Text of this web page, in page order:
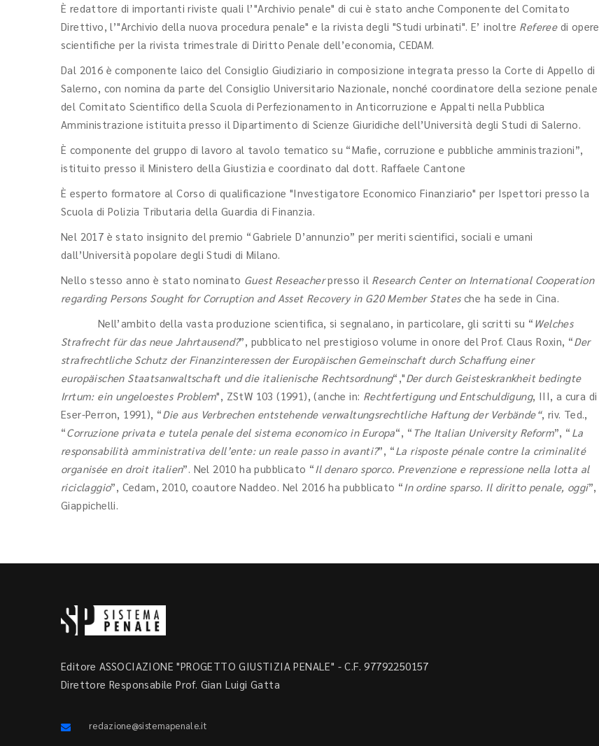
È redattore di importanti riviste quali l’"Archivio penale" di cui è stato anche Componente del Comitato
Direttivo, l’"Archivio della nuova procedura penale" e la rivista degli "Studi urbinati". E’ inoltre Refereedi opere
scientifiche per la rivista trimestrale di Diritto Penale dell’economia, CEDAM.
Dal 2016 è componente laico del Consiglio Giudiziario in composizione integrata presso la Corte di Appello di
Salerno, con nomina da parte del Consiglio Universitario Nazionale, nonché coordinatore della sezione penale
del Comitato Scientifico della Scuola di Perfezionamento in Anticorruzione e Appalti nella Pubblica
Amministrazione istituita presso il Dipartimento di Scienze Giuridiche dell’Università degli Studi di Salerno.
È componente del gruppo di lavoro al tavolo tematico su “Mafie, corruzione e pubbliche amministrazioni”,
istituito presso il Ministero della Giustizia e coordinato dal dott. Raffaele Cantone
È esperto formatore al Corso di qualificazione "Investigatore Economico Finanziario" per Ispettori presso la
Scuola di Polizia Tributaria della Guardia di Finanzia.
Nel 2017 è stato insignito del premio “Gabriele D’annunzio” per meriti scientifici, sociali e umani
dall’Università popolare degli Studi di Milano.
Nello stesso anno è stato nominato Guest Reseacherpresso il Research Center on International Cooperation
regarding Persons Sought for Corruption and Asset Recovery in G20 Member Statesche ha sede in Cina.
Nell’ambito della vasta produzione scientifica, si segnalano, in particolare, gli scritti su “ Welches
Strafrecht für das neue Jahrtausend?”, pubblicato nel prestigioso volume in onore del Prof. Claus Roxin, “Der
strafrechtliche Schutz der Finanzinteressen der Europäischen Gemeinschaft durch Schaffung einer
europäischen Staatsanwaltschaft und die italienische Rechtsordnung“,"Der durch Geisteskrankheit bedingte
Irrtum: ein ungeloestes Problem", ZStW 103 (1991), (anche in: Rechtfertigung und Entschuldigung, III, a cura di
Eser-Perron, 1991), “Die aus Verbrechen entstehende verwaltungsrechtliche Haftung der Verbände“, riv. Ted.,
“Corruzione privata e tutela penale del sistema economico in Europa“, “ The Italian University Reform”, “ La
responsabilità amministrativa dell’ente: un reale passo in avanti?”, “La risposte pénale contre la criminalité
organisée en droit italien”. Nel 2010 ha pubblicato “ Il denaro sporco. Prevenzione e repressione nella lotta al
riciclaggio”, Cedam, 2010, coautore Naddeo. Nel 2016 ha pubblicato “ In ordine sparso. Il diritto penale, oggi”,
Giappichelli.
Editore ASSOCIAZIONE "PROGETTO GIUSTIZIA PENALE" - C.F. 97792250157
Direttore Responsabile Prof. Gian Luigi Gatta
redazione@sistemapenale.it